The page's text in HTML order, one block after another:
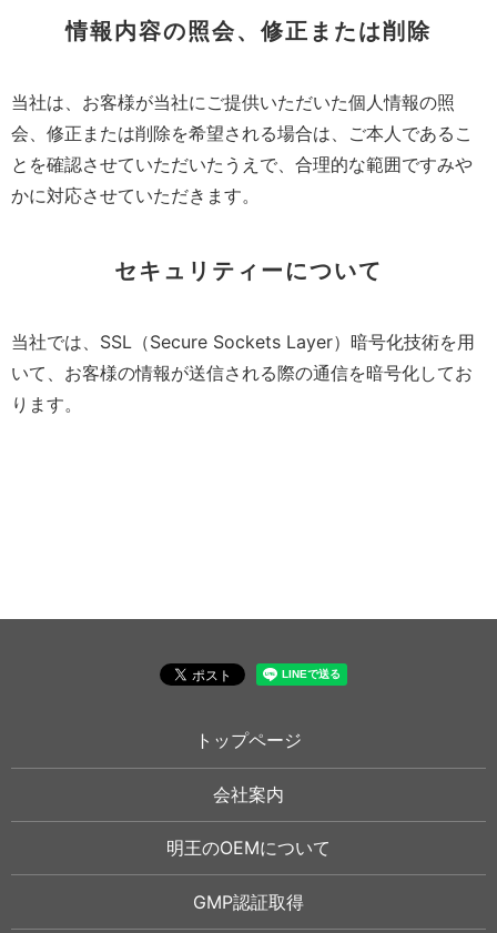
情報内容の照会、修正または削除
当社は、お客様が当社にご提供いただいた個人情報の照
会、修正または削除を希望される場合は、ご本人であるこ
とを確認させていただいたうえで、合理的な範囲ですみや
かに対応させていただきます。
セキュリティーについて
当社では、SSL（Secure Sockets Layer）暗号化技術を用
いて、お客様の情報が送信される際の通信を暗号化してお
ります。
トップページ
会社案内
明王のOEMについて
GMP認証取得